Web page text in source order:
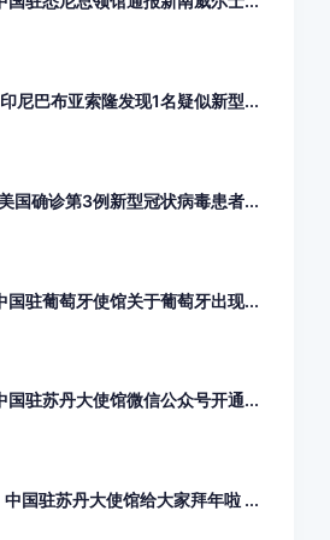
印尼巴布亚索隆发现1名疑似新型...
国确诊第3例新型冠状病毒患者...
国驻葡萄牙使馆关于葡萄牙出现...
国驻苏丹大使馆微信公众号开通...
中国驻苏丹大使馆给大家拜年啦 ...